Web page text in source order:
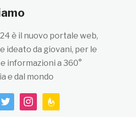
è il nuovo portale web,
ideato da giovani, per le
informazioni a 360°
e dal mondo
twitterinstagramfeedburner